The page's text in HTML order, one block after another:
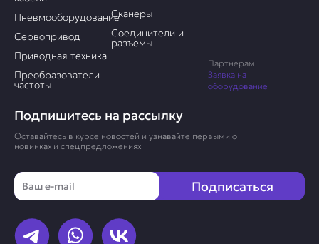
Подпишитесь на рассылку
Оставайтесь в курсе новостей и узнавайте первыми о
новинках и спецпредложениях
Email
Подписаться
Пневмооборудование
Сервопривод
Приводная техника
Преобразователи
частоты
Сканеры
Соединители и
разъемы
Партнерам
Заявка на
оборудование